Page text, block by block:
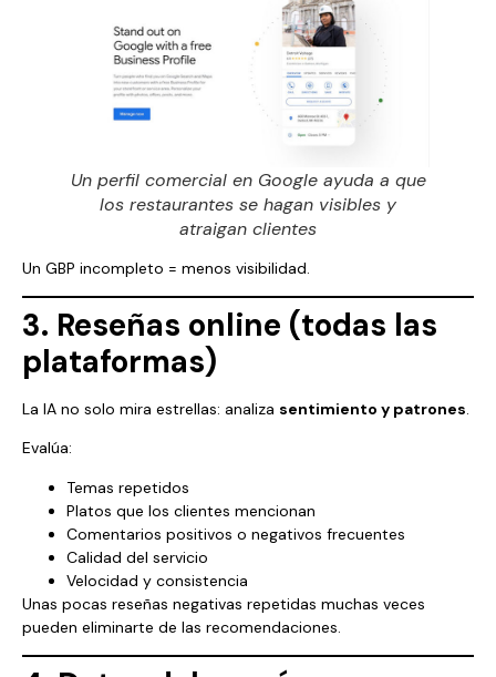
Un perfil comercial en Google ayuda a que
los restaurantes se hagan visibles y
atraigan clientes
Un GBP incompleto = menos visibilidad.
3. Reseñas online (todas las
plataformas)
La IA no solo mira estrellas: analiza sentimiento y patrones.
Evalúa:
Temas repetidos
Platos que los clientes mencionan
Comentarios positivos o negativos frecuentes
Calidad del servicio
Velocidad y consistencia
Unas pocas reseñas negativas repetidas muchas veces
pueden eliminarte de las recomendaciones.